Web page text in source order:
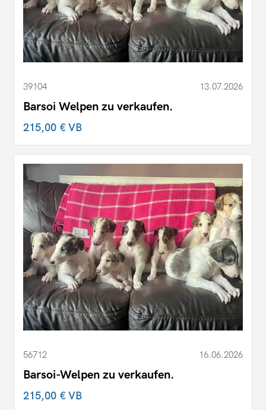
39104 13.07.2026
Barsoi Welpen zu verkaufen.
215,00 €VB
56712 16.06.2026
Barsoi-Welpen zu verkaufen.
215,00 €VB